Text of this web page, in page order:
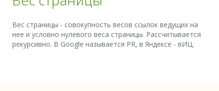
Вес страницы - совокупность весов ссылок ведущих на
нее и условно нулевого веса страницы. Рассчитывается
рекурсивно. В Google называется PR, в Яндексе - вИЦ.